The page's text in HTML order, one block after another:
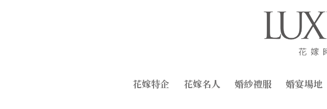
花嫁特企 花嫁名人 婚紗禮服 婚宴場地